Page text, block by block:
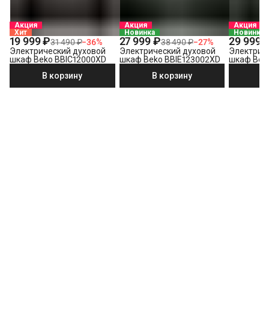
Акция
Хит
19 999 ₽31 490 ₽−36%
Электрический духовой
шкаф Beko BBIC12000XD
В корзину
Акция
Новинка
27 999 ₽38 490 ₽−27%
Электрический духовой
шкаф Beko BBIE123002XD
В корзину
Акция
Новинка
29 999
шкаф